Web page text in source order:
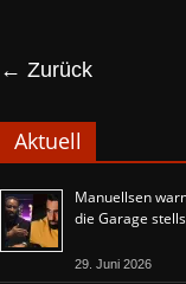
← Zurück
Aktuell
Manuellsen
die Garage
29. Juni 2026